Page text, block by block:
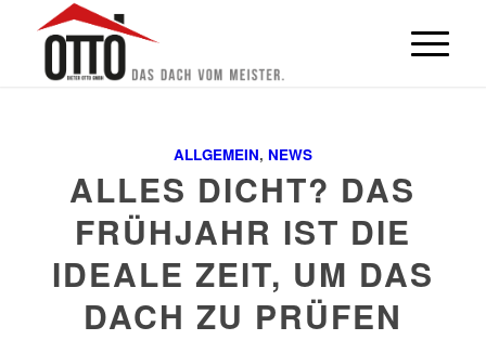
ALLGEMEIN, NEWS
ALLES DICHT? DAS
FRÜHJAHR IST DIE
IDEALE ZEIT, UM DAS
DACH ZU PRÜFEN